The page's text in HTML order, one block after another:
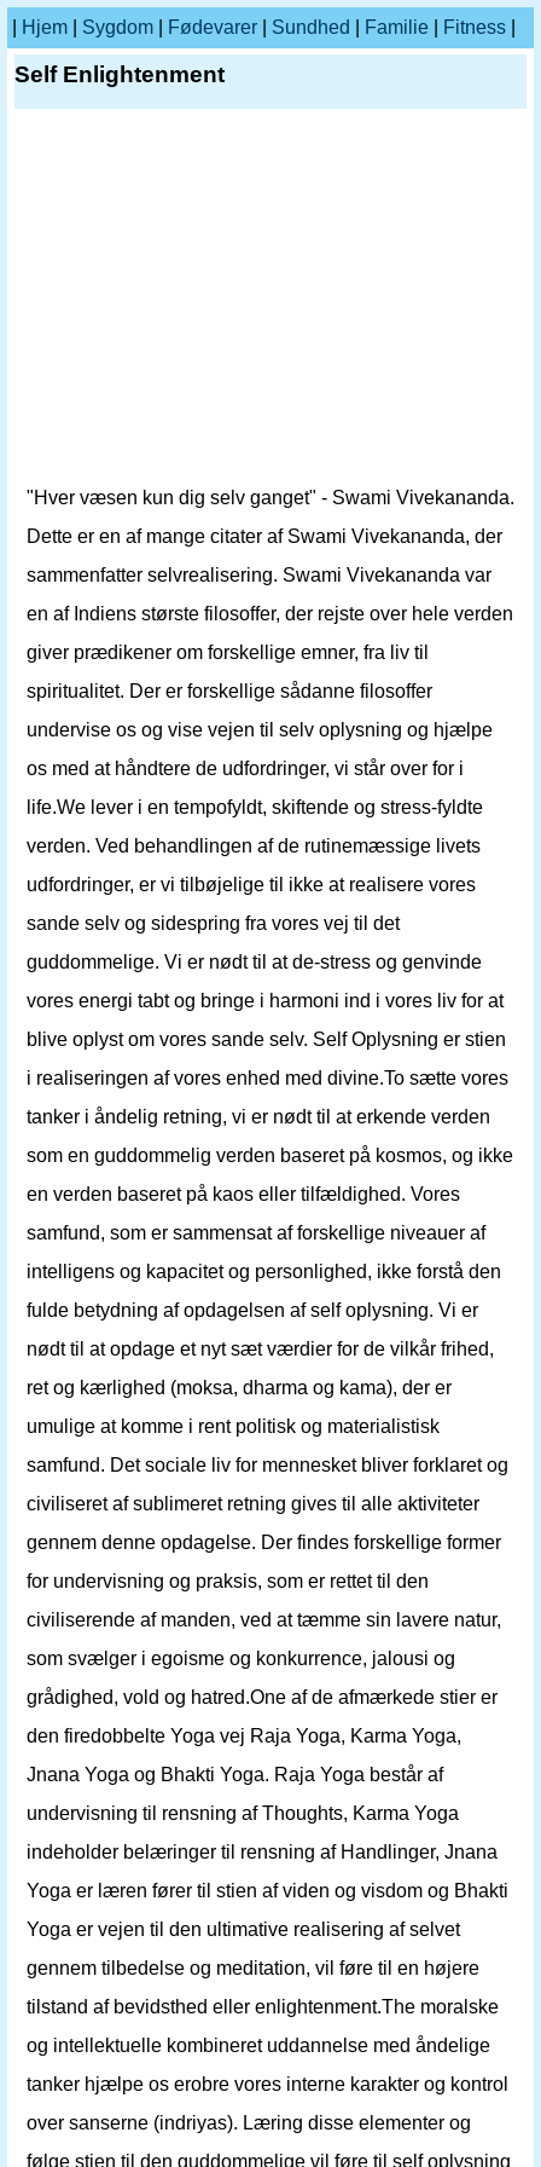
Hjem Sygdom Fødevarer Sundhed Familie Fitness
Self Enlightenment
"Hver væsen kun dig selv ganget" - Swami Vivekananda.
Dette er en af ​​mange citater af Swami Vivekananda, der
sammenfatter selvrealisering. Swami Vivekananda var
en af ​​Indiens største filosoffer, der rejste over hele verden
giver prædikener om forskellige emner, fra liv til
spiritualitet. Der er forskellige sådanne filosoffer
undervise os og vise vejen til selv oplysning og hjælpe
os med at håndtere de udfordringer, vi står over for i
life.We lever i en tempofyldt, skiftende og stress-fyldte
verden. Ved behandlingen af ​​de rutinemæssige livets
udfordringer, er vi tilbøjelige til ikke at realisere vores
sande selv og sidespring fra vores vej til det
guddommelige. Vi er nødt til at de-stress og genvinde
vores energi tabt og bringe i harmoni ind i vores liv for at
blive oplyst om vores sande selv. Self Oplysning er stien
i realiseringen af ​​vores enhed med divine.To sætte vores
tanker i åndelig retning, vi er nødt til at erkende verden
som en guddommelig verden baseret på kosmos, og ikke
en verden baseret på kaos eller tilfældighed. Vores
samfund, som er sammensat af forskellige niveauer af
intelligens og kapacitet og personlighed, ikke forstå den
fulde betydning af opdagelsen af ​​self oplysning. Vi er
nødt til at opdage et nyt sæt værdier for de vilkår frihed,
ret og kærlighed (moksa, dharma og kama), der er
umulige at komme i rent politisk og materialistisk
samfund. Det sociale liv for mennesket bliver forklaret og
civiliseret af sublimeret retning gives til alle aktiviteter
gennem denne opdagelse. Der findes forskellige former
for undervisning og praksis, som er rettet til den
civiliserende af manden, ved at tæmme sin lavere natur,
som svælger i egoisme og konkurrence, jalousi og
grådighed, vold og hatred.One af de afmærkede stier er
den firedobbelte Yoga vej Raja Yoga, Karma Yoga,
Jnana Yoga og Bhakti Yoga. Raja Yoga består af
undervisning til rensning af Thoughts, Karma Yoga
indeholder belæringer til rensning af Handlinger, Jnana
Yoga er læren fører til stien af ​​viden og visdom og Bhakti
Yoga er vejen til den ultimative realisering af selvet
gennem tilbedelse og meditation, vil føre til en højere
tilstand af bevidsthed eller enlightenment.The moralske
og intellektuelle kombineret uddannelse med åndelige
tanker hjælpe os erobre vores interne karakter og kontrol
over sanserne (indriyas). Læring disse elementer og
følge stien til den guddommelige vil føre til self oplysning